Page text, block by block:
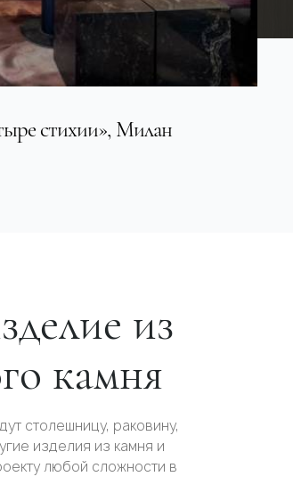
стихии», Милан
из
камня
столешницу, раковину,
изделия из камня и
любой сложности в